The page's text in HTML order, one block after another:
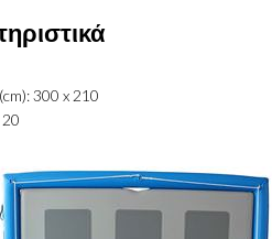
300 x 210